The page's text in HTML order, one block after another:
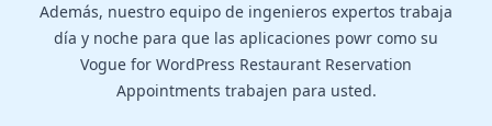
Además, nuestro equipo de ingenieros expertos trabaja
día y noche para que las aplicaciones powr como su
Vogue for WordPress Restaurant Reservation
Appointments trabajen para usted.